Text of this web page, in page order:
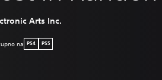
Arts Inc.
na PS4 PS5